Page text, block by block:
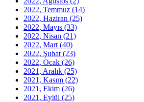
2022, Temmuz (14)
2022, Haziran (25)
2022, Mayıs (33)
2022, Nisan (21)
2022, Mart (40)
2022, Şubat (23)
2022, Ocak (26)
2021, Aralık (25)
2021, Kasım (22)
2021, Ekim (26)
2021, Eylül (25)